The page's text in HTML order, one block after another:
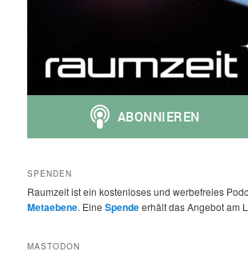
SPENDEN
Raumzeit ist ein kostenloses und werbefreies
Metaebene. EineSpendeerhält das Angebot am
MASTODON